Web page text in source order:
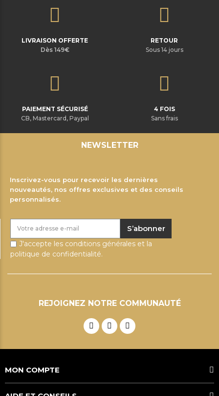
LIVRAISON OFFERTE
Dès 149€
RETOUR
Sous 14 jours
PAIEMENT SÉCURISÉ
CB, Mastercard, Paypal
4 FOIS
Sans frais
NEWSLETTER
Inscrivez-vous pour recevoir les dernières
nouveautés, nos offres exclusives et des conseils
personnalisés.
S’abonner
J'accepte les conditions générales et la
politique de confidentialité.
REJOIGNEZ NOTRE COMMUNAUTÉ
MON COMPTE